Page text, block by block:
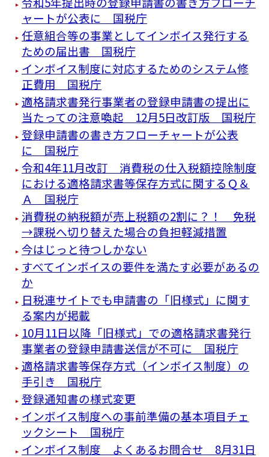
ャートが公表に 国税庁
任意組合等の事業としてインボイス発行する
ための届出書 国税庁
インボイス制度に対応するためのシステム修
正費用 国税庁
適格請求書発行事業者の登録申請書の提出に
当たっての注意喚起 12月5日改訂版 国税庁
登録申請書の書き方フローチャートが公表
に 国税庁
令和4年11月改訂 消費税の仕入税額控除制度
における適格請求書等保存方式に関するＱ＆
Ａ 国税庁
消費税の納税額が売上税額の2割に？！ 免税
→課税へ切り替えた場合の負担軽減措置
今はじっと待つしかない
すべてインボイスの要件を満たす必要があるの
か
日税連サイトでも申請書の「旧様式」に関す
る案内が掲載
10月11日以降「旧様式」での適格請求書発行
事業者の登録申請書送信が不可に 国税庁
適格請求書等保存方式（インボイス制度）の
手引き 国税庁
登録通知書の様式変更
インボイス制度への事前準備の基本項目チェ
ックシート 国税庁
インボイス制度 よくあるお問合せ 8月31日